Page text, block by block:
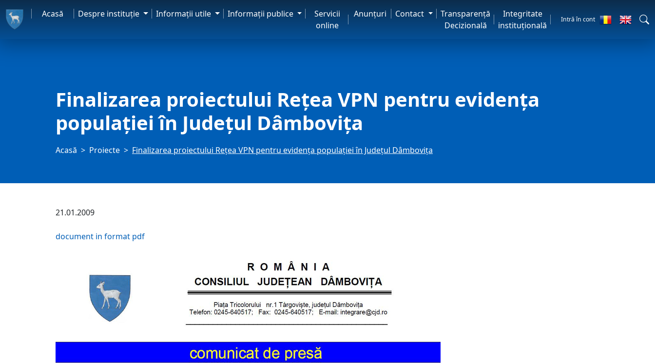
Acasă Despre instituţie Informaţii utile Informaţii publice
Servicii
online
Anunţuri Contact
Transparență
Decizională
Integritate
instituțională
Intră în cont
Finalizarea proiectului Reţea VPN pentru evidenţa
populaţiei în Judeţul Dâmboviţa
Acasă Proiecte Finalizarea proiectului Reţea VPN pentru evidenţa populaţiei în Judeţul Dâmboviţa
21.01.2009
document in format pdf